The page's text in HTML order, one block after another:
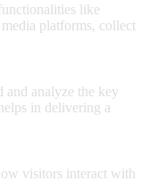
like
platforms, collect
and analyze the key
in delivering a
visitors interact with